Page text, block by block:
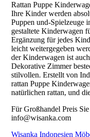
Rattan Puppe
Ihre Kinder werden
Puppen und-Spielzeuge
gestaltete Kinderwagen
Ergänzung für jedes
leicht weitergegeben
der Kinderwagen ist
Dekorative Zimmer
stilvollen. Erstellt von
rattan Puppe
natürlichen rattan, und
Für Großhandel Preis
info@wisanka.com
Wisanka Indonesien